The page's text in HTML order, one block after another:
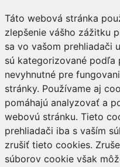
Táto webová stránka
zlepšenie vášho zážitku
sa vo vašom prehliadači
sú kategorizované podľa
nevyhnutné pre
stránky. Používame aj
pomáhajú analyzovať a
webovú stránku. Tieto
prehliadači iba s vaším
zrušiť tieto cookies.
súborov cookie však